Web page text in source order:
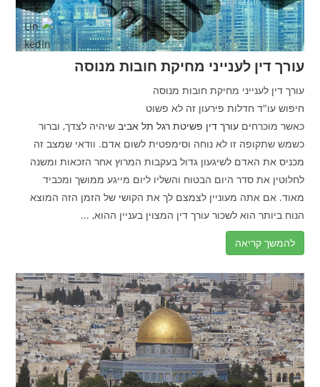
עורך דין לענייני מחיקת חובות מנוסה
עורך דין לענייני מחיקת חובות מנוסה
חיפוש עו"ד חדלות פירעון זה לא פשוט
כאשר מוכרחיםעורך דין פשיטת רגל תל אביבשיהיה לצדך, וברור
כשמש שתקופה זו לא נוחה וסימפטית לשום אדם. וודאי שמצב זה
מכניס את האדם לשיגעון גדול בעקבות המרוץ אחר הזכאות ומשנה
לחלוטין את סדר היום הבטוח והשליו ליום מייגע ממושך ומכביד
מאוד. אם אתה מעוניין לצמצם לך את הקושי של הזמן הזה המוצא
הנוח ביותר הוא לשכור עורך דין המצוין בעניין ההוא, ...
להמשך קריאה